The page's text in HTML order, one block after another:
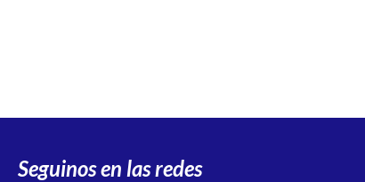
Seguinos en las redes